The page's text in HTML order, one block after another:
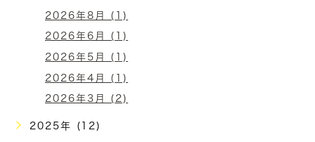
2026年8月 (1)
2026年6月 (1)
2026年5月 (1)
2026年4月 (1)
2026年3月 (2)
2025年 (12)